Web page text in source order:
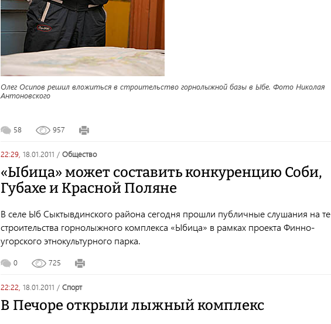
Олег Осипов решил вложиться в строительство горнолыжной базы в Ыбе. Фото Николая
Антоновского
58 957
22:29, 18.01.2011 / общество
«Ыбица» может составить конкуренцию Соби,
Губахе и Красной Поляне
В селе Ыб Сыктывдинского района сегодня прошли публичные слушания на
строительства горнолыжного комплекса «Ыбица» в рамках проекта Финно-
угорского этнокультурного парка.
0 725
22:22, 18.01.2011 / спорт
В Печоре открыли лыжный комплекс